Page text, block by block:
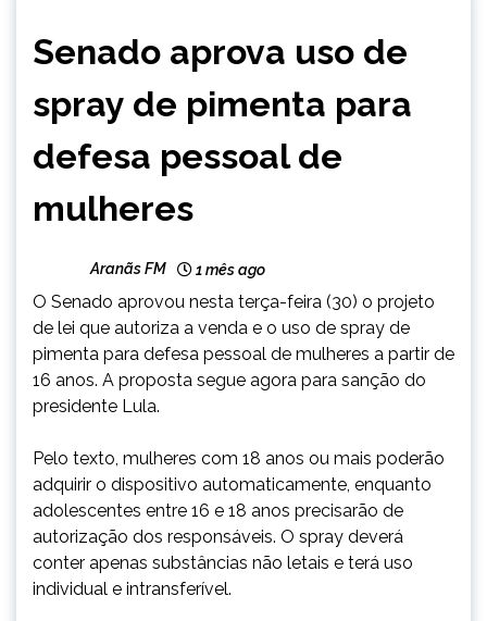
NOTÍCIAS
Senado aprova uso de
spray de pimenta para
defesa pessoal de
mulheres
Aranãs FM 1 mês ago
O Senado aprovou nesta terça-feira (30) o projeto
de lei que autoriza a venda e o uso de spray de
pimenta para defesa pessoal de mulheres a partir de
16 anos. A proposta segue agora para sanção do
presidente Lula.
Pelo texto, mulheres com 18 anos ou mais poderão
adquirir o dispositivo automaticamente, enquanto
adolescentes entre 16 e 18 anos precisarão de
autorização dos responsáveis. O spray deverá
conter apenas substâncias não letais e terá uso
individual e intransferível.